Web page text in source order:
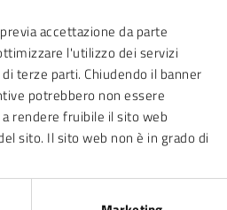
accettazione da parte
l'utilizzo dei servizi
terze parti. Chiudendo il banner
potrebbero non essere
rendere fruibile il sito web
sito. Il sito web non è in grado di